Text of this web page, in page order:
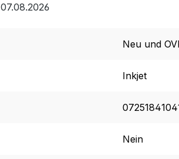
07.08.2026
Neu und
Inkjet
Nein